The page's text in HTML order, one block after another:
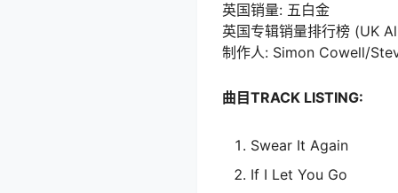
英国销量: 五白金
英国专辑销量排行榜 (UK
制作人: Simon Cowell/
曲目TRACK LISTING:
Swear It Again
If I Let You Go